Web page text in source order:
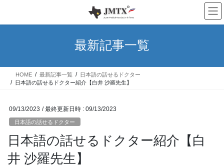
テ
ス
ゲ
ン
最新記事一覧
HOME 最新記事一覧
日本語の話せるドクター
日本語の話せるドクター紹介【白井 沙羅先生】
09/13/2023 / 最終更新日時 : 09/13/2023
日本語の話せるドクター
日本語の話せるドクター紹介【白
井 沙羅先生】